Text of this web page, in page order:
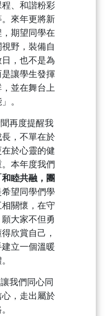
、和諧粉彩
來年更將新
期望同學在
野，裝備自
，也不是為
讓學生發揮
並在舞台上
。
再度提醒我
，不單在於
於心靈的健
本年度我們
和睦共融，團
希望同學們學
關懷，在守
大家不但勇
欣賞自己，
立一個溫暖
我們同心同
，走出屬於